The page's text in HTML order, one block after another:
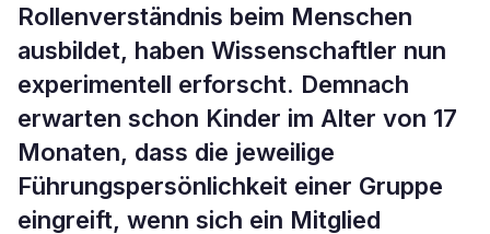
Rollenverständnis beim Menschen
ausbildet, haben Wissenschaftler nun
experimentell erforscht. Demnach
erwarten schon Kinder im Alter von 17
Monaten, dass die jeweilige
Führungspersönlichkeit einer Gruppe
eingreift, wenn sich ein Mitglied